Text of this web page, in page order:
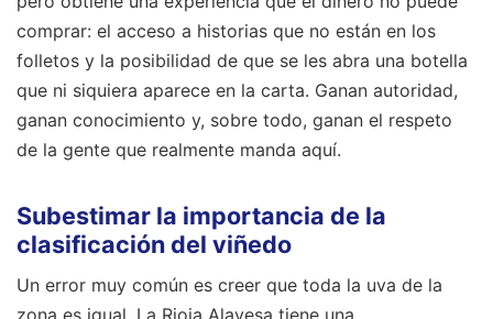
comprar: el acceso a historias que no están en los
folletos y la posibilidad de que se les abra una botella
que ni siquiera aparece en la carta. Ganan autoridad,
ganan conocimiento y, sobre todo, ganan el respeto
de la gente que realmente manda aquí.
Subestimar la importancia de la
clasificación del viñedo
Un error muy común es creer que toda la uva de la
zona es igual. La Rioja Alavesa tiene una